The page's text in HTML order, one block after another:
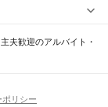
市鴨川市鎌ケ谷市
夫歓迎のアルバイト・
リシー